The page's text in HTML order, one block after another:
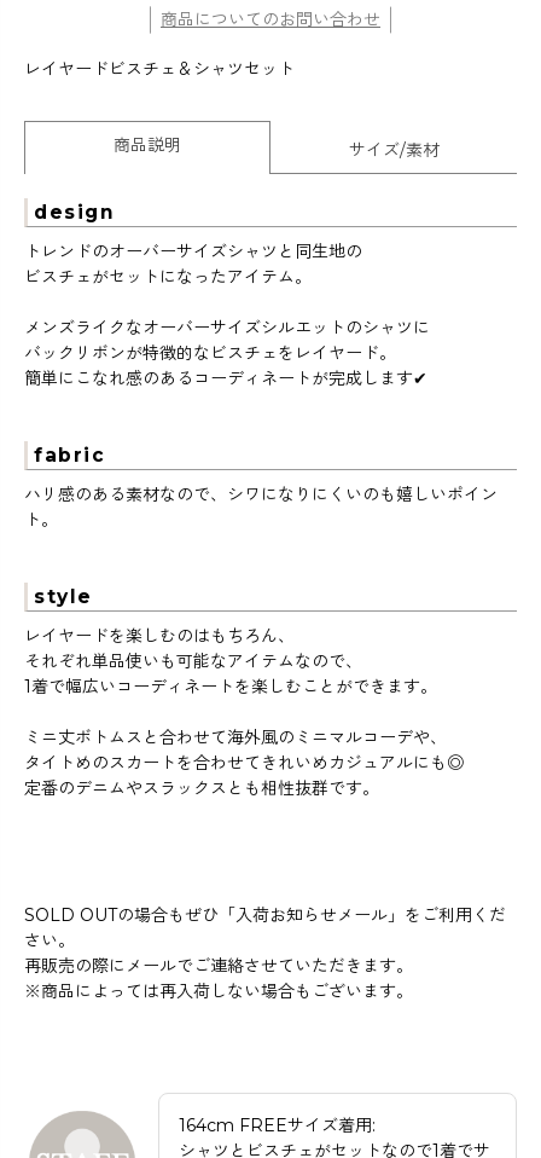
商品についてのお問い合わせ
レイヤードビスチェ＆シャツセット
商品説明 サイズ/素材
design
トレンドのオーバーサイズシャツと同生地の
ビスチェがセットになったアイテム。
メンズライクなオーバーサイズシルエットのシャツに
バックリボンが特徴的なビスチェをレイヤード。
簡単にこなれ感のあるコーディネートが完成します✔
fabric
ハリ感のある素材なので、シワになりにくいのも嬉しいポイン
ト。
style
レイヤードを楽しむのはもちろん、
それぞれ単品使いも可能なアイテムなので、
1着で幅広いコーディネートを楽しむことができます。
ミニ丈ボトムスと合わせて海外風のミニマルコーデや、
タイトめのスカートを合わせてきれいめカジュアルにも◎
定番のデニムやスラックスとも相性抜群です。
SOLD OUTの場合もぜひ「入荷お知らせメール」をご利用くだ
さい。
再販売の際にメールでご連絡させていただきます。
※商品によっては再入荷しない場合もございます。
164cm FREEサイズ着用:
シャツとビスチェがセットなので1着でサ